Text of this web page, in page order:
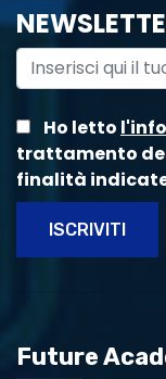
Ho letto
trattamento
finalità
ISCRIVITI
Future